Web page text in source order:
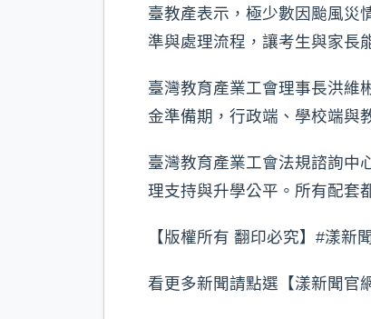
臺教產表示，極少數因颱風災
準與處理流程，讓考生與家長
臺灣教育產業工會理事長洪維
金準備期，行政端、學校端與
臺灣教育產業工會法規諮詢中
理支持與升學公平。所有配套
【版權所有 翻印必究】#漾新
看更多新聞請點選【漾新聞官